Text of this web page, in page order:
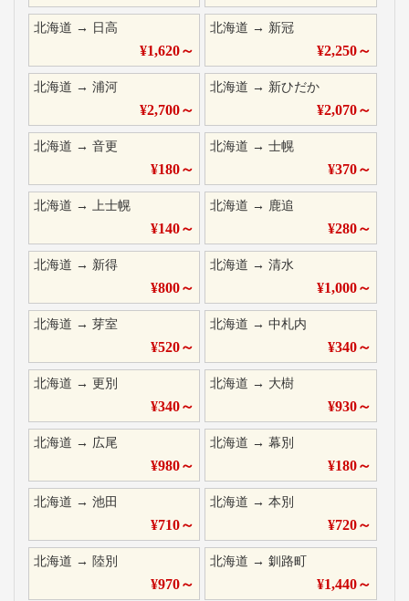
北海道 → 日高
¥1,620～
北海道 → 新冠
¥2,250～
北海道 → 浦河
¥2,700～
北海道 → 新ひだか
¥2,070～
北海道 → 音更
¥180～
北海道 →士幌
¥370～
北海道 → 上士幌
¥140～
北海道 → 鹿追
¥280～
北海道 → 新得
¥800～
北海道 →清水
¥1,000～
北海道 → 芽室
¥520～
北海道 →中札内
¥340～
北海道 → 更別
¥340～
北海道 → 大樹
¥930～
北海道 → 広尾
¥980～
北海道 →幕別
¥180～
北海道 → 池田
¥710～
北海道 →本別
¥720～
北海道 → 陸別
¥970～
北海道 →釧路町
¥1,440～